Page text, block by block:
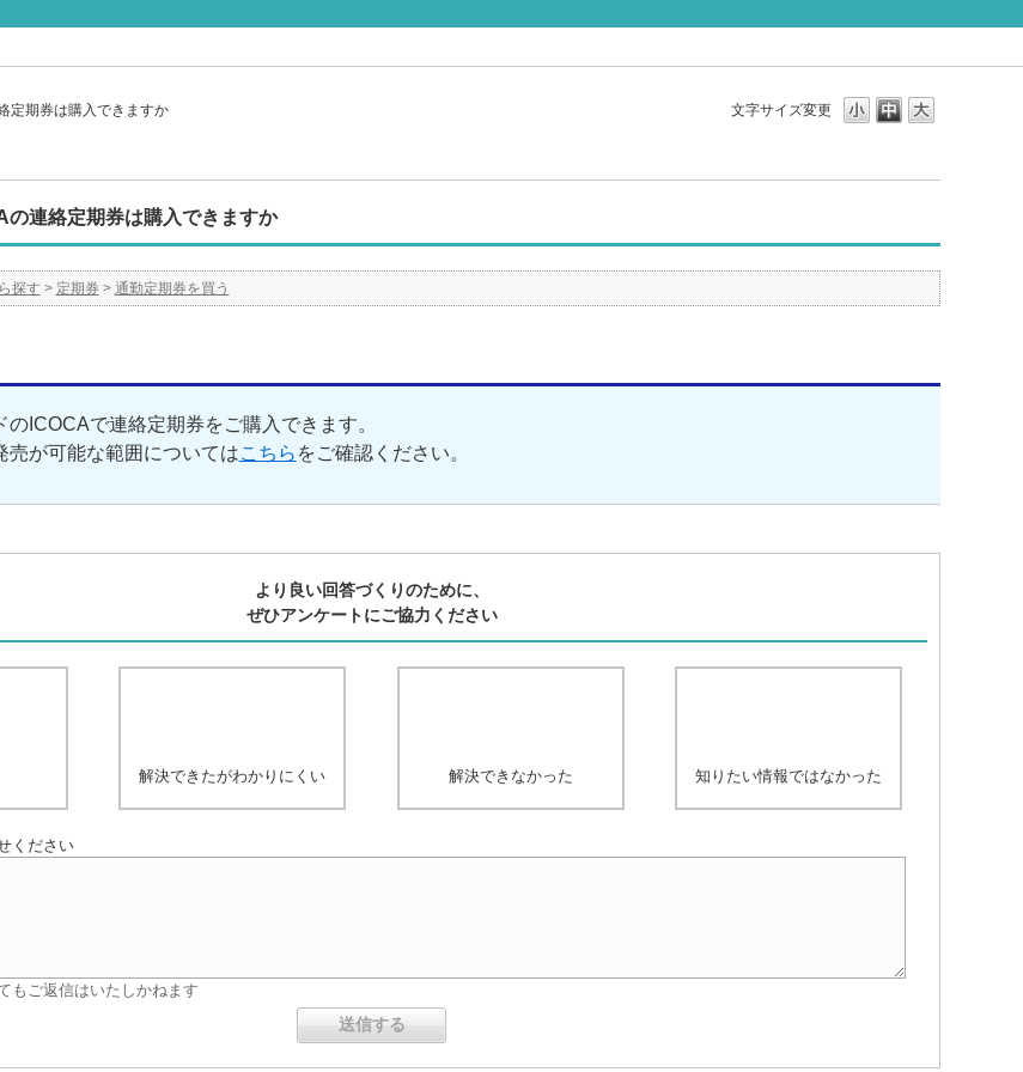
文字サイズ変更
定期券は購入できますか
の連絡定期券は購入できますか
探す > 定期券 > 通勤定期券を買う
のICOCAで連絡定期券をご購入できます。
売が可能な範囲についてはこちら をご確認ください。
より良い回答づくりのために、
ぜひアンケートにご協力ください
解決できたがわかりにくい 解決できなかった 知りたい情報ではなかった
ください
もご返信はいたしかねます